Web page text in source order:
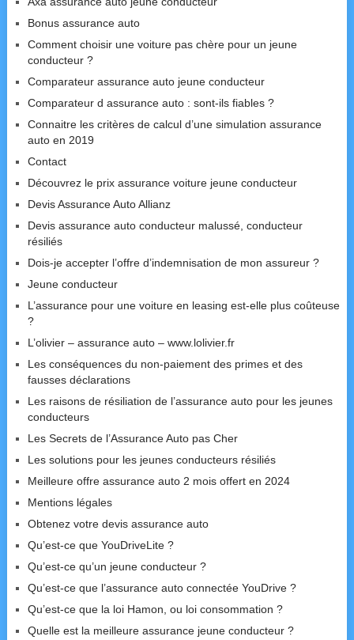
Bonus assurance auto
Comment choisir une voiture pas chère pour un jeune
conducteur ?
Comparateur assurance auto jeune conducteur
Comparateur d assurance auto : sont-ils fiables ?
Connaitre les critères de calcul d’une simulation assurance
auto en 2019
Contact
Découvrez le prix assurance voiture jeune conducteur
Devis Assurance Auto Allianz
Devis assurance auto conducteur malussé, conducteur
résiliés
Dois-je accepter l’offre d’indemnisation de mon assureur ?
Jeune conducteur
L’assurance pour une voiture en leasing est-elle plus coûteuse
?
L’olivier – assurance auto – www.lolivier.fr
Les conséquences du non-paiement des primes et des
fausses déclarations
Les raisons de résiliation de l’assurance auto pour les jeunes
conducteurs
Les Secrets de l’Assurance Auto pas Cher
Les solutions pour les jeunes conducteurs résiliés
Meilleure offre assurance auto 2 mois offert en 2024
Mentions légales
Obtenez votre devis assurance auto
Qu’est-ce que YouDriveLite ?
Qu’est-ce qu’un jeune conducteur ?
Qu’est-ce que l’assurance auto connectée YouDrive ?
Qu’est-ce que la loi Hamon, ou loi consommation ?
Quelle est la meilleure assurance jeune conducteur ?